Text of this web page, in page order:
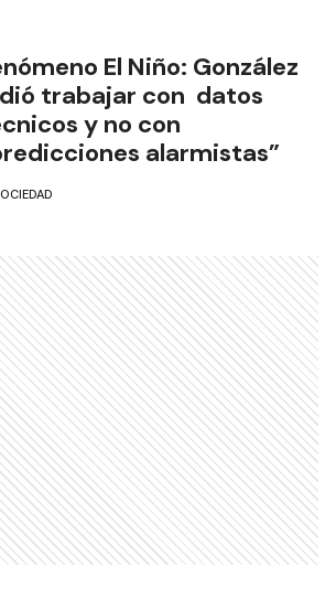
El Niño: González
trabajar con datos
y no con
alarmistas”